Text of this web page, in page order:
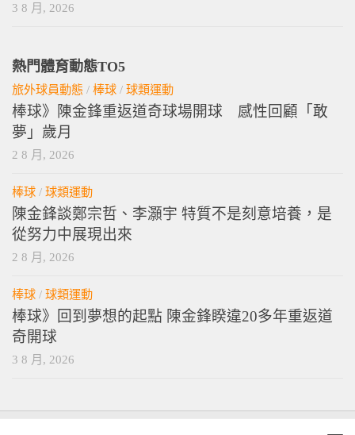
3 8 月, 2026
熱門體育動態TO5
旅外球員動態 / 棒球 / 球類運動
棒球》陳金鋒重返道奇球場開球 感性回顧「敢
夢」歲月
2 8 月, 2026
棒球 / 球類運動
陳金鋒談鄭宗哲、李灝宇 特質不是刻意培養，是
從努力中展現出來
2 8 月, 2026
棒球 / 球類運動
棒球》回到夢想的起點 陳金鋒睽違20多年重返道
奇開球
3 8 月, 2026